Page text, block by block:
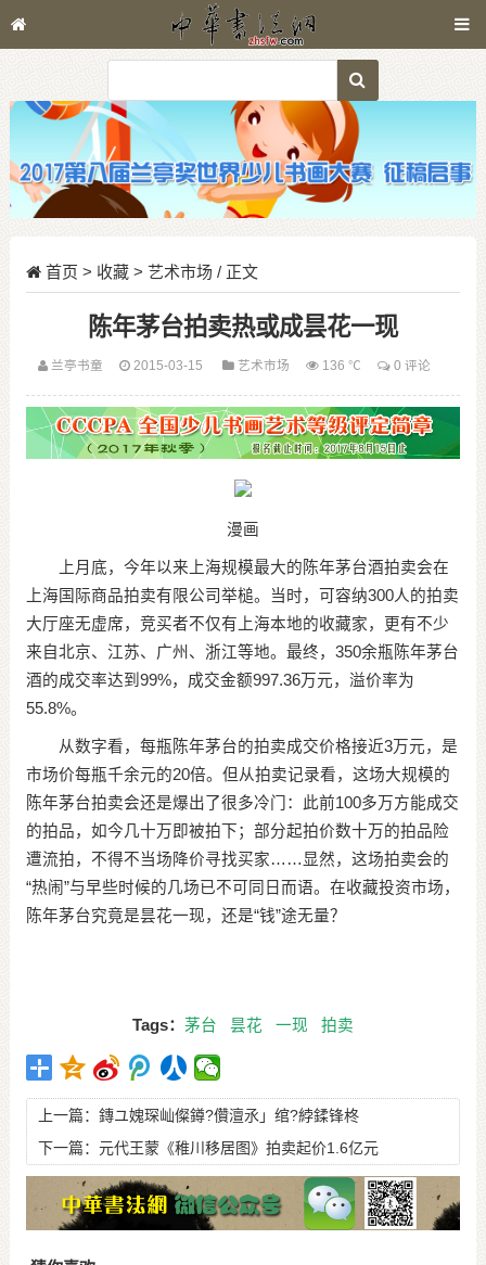
首页 > 收藏> 艺术市场 / 正文
陈年茅台拍卖热或成昙花一现
兰亭书童 2015-03-15 艺术市场 136 ℃ 0 评论
漫画
上月底，今年以来上海规模最大的陈年茅台酒拍卖会在
上海国际商品拍卖有限公司举槌。当时，可容纳300人的拍卖
大厅座无虚席，竞买者不仅有上海本地的收藏家，更有不少
来自北京、江苏、广州、浙江等地。最终，350余瓶陈年茅台
酒的成交率达到99%，成交金额997.36万元，溢价率为
55.8%。
从数字看，每瓶陈年茅台的拍卖成交价格接近3万元，是
市场价每瓶千余元的20倍。但从拍卖记录看，这场大规模的
陈年茅台拍卖会还是爆出了很多冷门：此前100多万方能成交
的拍品，如今几十万即被拍下；部分起拍价数十万的拍品险
遭流拍，不得不当场降价寻找买家……显然，这场拍卖会的
“热闹”与早些时候的几场已不可同日而语。在收藏投资市场，
陈年茅台究竟是昙花一现，还是“钱”途无量？
Tags： 茅台 昙花 一现 拍卖
上一篇： 鏄ユ媿琛屾儏鐏?儹澶氶」绾?綍鍒锋柊
下一篇： 元代王蒙《稚川移居图》拍卖起价1.6亿元